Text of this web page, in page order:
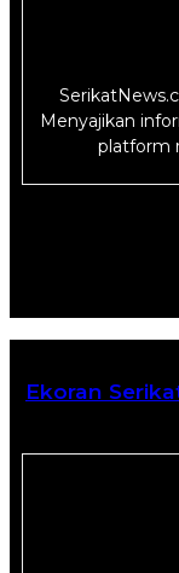
Menyajikan
platform
Ekoran